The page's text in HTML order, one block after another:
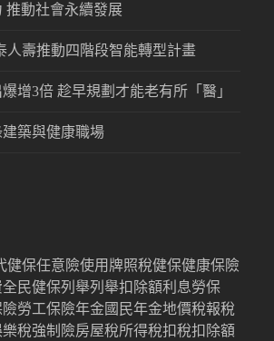
推動社會永續發展
人壽推動四階段智能轉型計畫
增3倍 趁早規劃才能老有所「醫」
築與健康職場
健保任意險使用牌照稅健保健康保險
全民健保列舉列舉扣除額利息勞保
險勞工保險年金國民年金地價稅報稅
樂稅強制險房屋稅所得稅扣稅扣除額